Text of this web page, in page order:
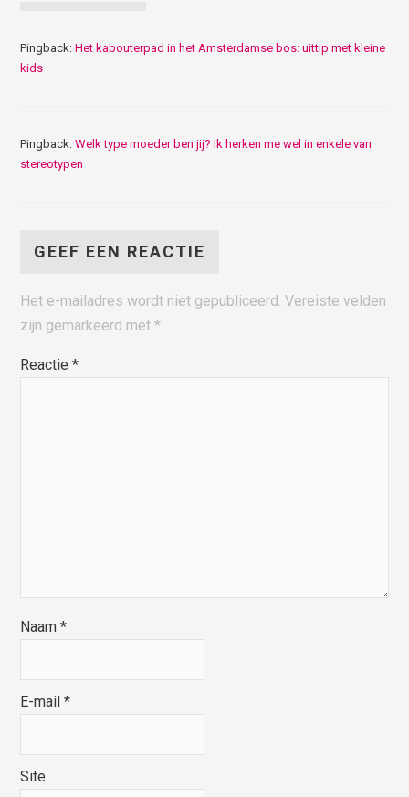
Pingback:Het kabouterpad in het Amsterdamse bos: uittip met kleine
kids
Pingback:Welk type moeder ben jij? Ik herken me wel in enkele van
stereotypen
GEEF EEN REACTIE
Het e-mailadres wordt niet gepubliceerd. Vereiste velden
zijn gemarkeerd met*
Reactie*
Naam*
E-mail*
Site